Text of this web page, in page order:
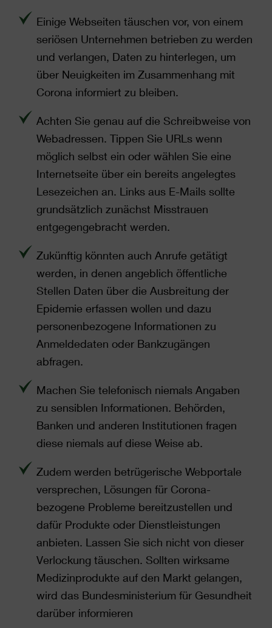
Einige Webseiten täuschen vor, von einem
seriösen Unternehmen betrieben zu werden
und verlangen, Daten zu hinterlegen, um
über Neuigkeiten im Zusammenhang mit
Corona informiert zu bleiben.
Achten Sie genau auf die Schreibweise von
Webadressen. Tippen Sie URLs wenn
möglich selbst ein oder wählen Sie eine
Internetseite über ein bereits angelegtes
Lesezeichen an. Links aus E-Mails sollte
grundsätzlich zunächst Misstrauen
entgegengebracht werden.
Zukünftig könnten auch Anrufe getätigt
werden, in denen angeblich öffentliche
Stellen Daten über die Ausbreitung der
Epidemie erfassen wollen und dazu
personenbezogene Informationen zu
Anmeldedaten oder Bankzugängen
abfragen.
Machen Sie telefonisch niemals Angaben
zu sensiblen Informationen. Behörden,
Banken und anderen Institutionen fragen
diese niemals auf diese Weise ab.
Zudem werden betrügerische Webportale
versprechen, Lösungen für Corona-
bezogene Probleme bereitzustellen und
dafür Produkte oder Dienstleistungen
anbieten. Lassen Sie sich nicht von dieser
Verlockung täuschen. Sollten wirksame
Medizinprodukte auf den Markt gelangen,
wird das Bundesministerium für Gesundheit
darüber informieren